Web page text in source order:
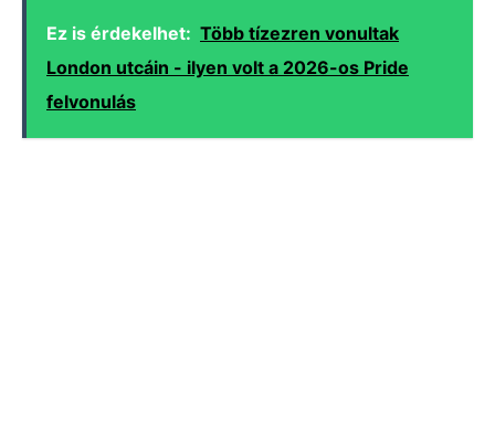
Ez is érdekelhet: Több tízezren vonultak
London utcáin - ilyen volt a 2026-os Pride
felvonulás